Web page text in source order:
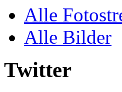
Alle
Alle Bilder
Twitter